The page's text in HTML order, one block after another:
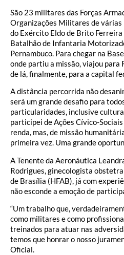
São 23 militares das Forças
Organizações Militares de várias
do Exército Eldo de Brito Ferreira
Batalhão de Infantaria
Pernambuco. Para chegar na
onde partiu a missão, viajou para
de lá, finalmente, para a capital
A distância percorrida não
será um grande desafio para
particularidades, inclusive
participei de Ações Cívico-
renda, mas, de missão
primeira vez. Uma grande
A Tenente da Aeronáutica
Rodrigues, ginecologista
de Brasília (HFAB), já com
não esconde a emoção de
“Um trabalho que,
como militares e como
treinados para atuar nas
temos que honrar o nosso
Oficial.